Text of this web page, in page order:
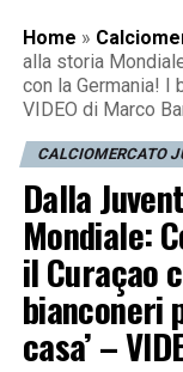
Home »
alla storia
con la Germania! I
VIDEO di Marco
CALCIOMERCATO
Dalla
Mondiale:
il Curaçao
bianconeri
casa’ –